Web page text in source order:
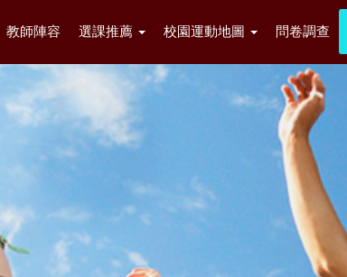
教師陣容 選課推薦 校園運動地圖 問卷調查